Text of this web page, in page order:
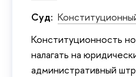
Суд:
Конституционность
налагать на
административный